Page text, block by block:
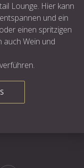
Lounge. Hier kann
und ein
einen spritzigen
auch Wein und